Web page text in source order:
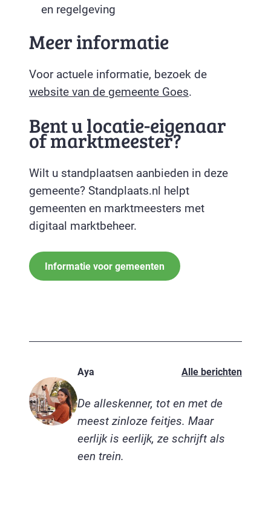
en regelgeving
Meer informatie
Voor actuele informatie, bezoek de
website van de gemeente Goes.
Bent u locatie-eigenaar
of marktmeester?
Wilt u standplaatsen aanbieden in deze
gemeente? Standplaats.nl helpt
gemeenten en marktmeesters met
digitaal marktbeheer.
Informatie voor gemeenten
Aya Alle berichten
De alleskenner, tot en met de
meest zinloze feitjes. Maar
eerlijk is eerlijk, ze schrijft als
een trein.